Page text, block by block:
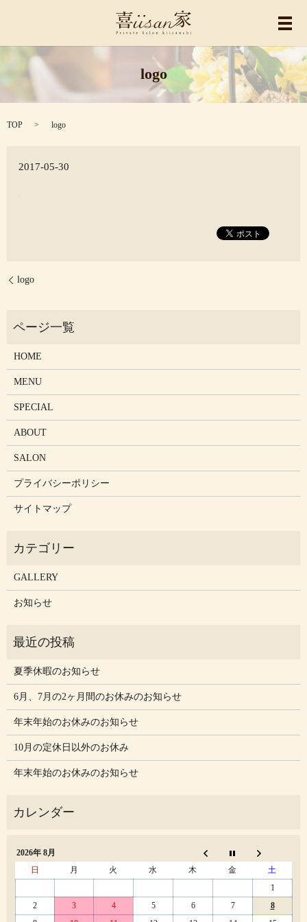
メ
logo
TOP logo
2017-05-30
logo
HOME
MENU
SPECIAL
ABOUT
SALON
プライバシーポリシー
サイトマップ
GALLERY
お知らせ
夏季休暇のお知らせ
6月、7月の2ヶ月間のお休みのお知らせ
年末年始のお休みのお知らせ
10月の定休日以外のお休み
年末年始のお休みのお知らせ
2026年 8月
日
月 火 水 木 金
土
1
2
3 4 5 6 7
8